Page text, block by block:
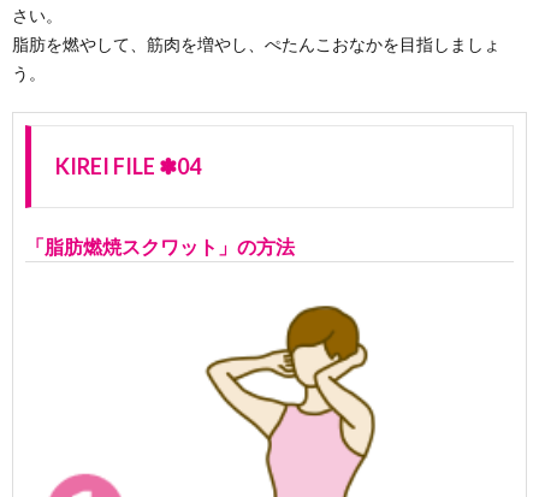
さい。
脂肪を燃やして、筋肉を増やし、ぺたんこおなかを目指しましょ
う。
KIREI FILE ✽04
「脂肪燃焼スクワット」の方法